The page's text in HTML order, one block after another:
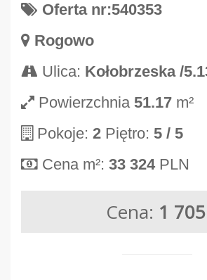
Oferta nr:540353
Rogowo
Ulica: Kołobrzeska /
Powierzchnia 51.17 m²
Pokoje: 2 Piętro: 5 / 5
Cena m²: 33 324 PLN
Cena: 1